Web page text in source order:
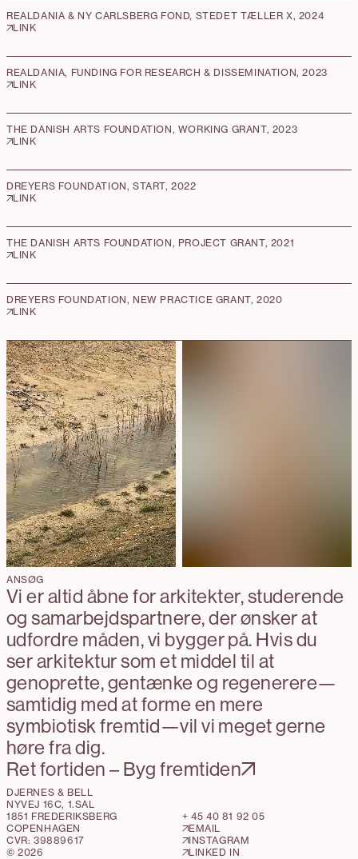
REALDANIA & NY CARLSBERG FOND, STEDET TÆLLER X, 2024
LINK
REALDANIA, FUNDING FOR RESEARCH & DISSEMINATION, 2023
LINK
THE DANISH ARTS FOUNDATION, WORKING GRANT, 2023
LINK
DREYERS FOUNDATION, START, 2022
LINK
THE DANISH ARTS FOUNDATION, PROJECT GRANT, 2021
LINK
DREYERS FOUNDATION, NEW PRACTICE GRANT, 2020
LINK
ANSØG
Vi er altid åbne for arkitekter, studerende
og samarbejdspartnere, der ønsker at
udfordre måden, vi bygger på. Hvis du
ser arkitektur som et middel til at
genoprette, gentænke og regenerere—
samtidig med at forme en mere
symbiotisk fremtid—vil vi meget gerne
høre fra dig.
Ret fortiden – Byg fremtiden
DJERNES & BELL
NYVEJ 16C, 1.SAL
1851 FREDERIKSBERG
COPENHAGEN
CVR: 39889617
©2026
+ 45 40 81 92 05
EMAIL
INSTAGRAM
LINKED IN